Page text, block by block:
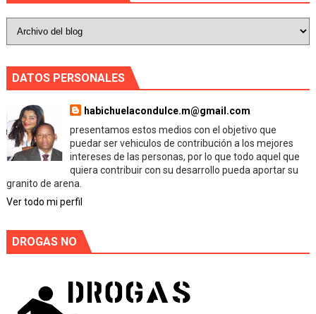
DATOS PERSONALES
habichuelacondulce.m@gmail.com
presentamos estos medios con el objetivo que
puedar ser vehiculos de contribución a los mejores
intereses de las personas, por lo que todo aquel que
quiera contribuir con su desarrollo pueda aportar su
granito de arena.
Ver todo mi perfil
DROGAS NO